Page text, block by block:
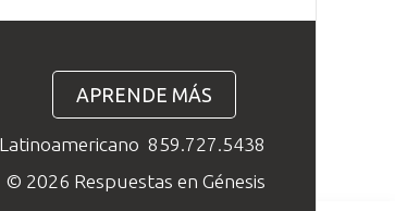
APRENDE MÁS
859.727.5438
© 2026 Respuestas en Génesis